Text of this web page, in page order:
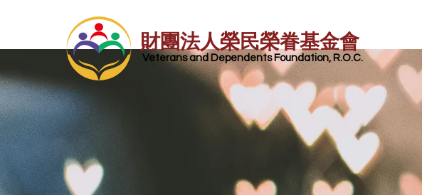
財團法人榮民榮眷基金會
​ Veterans and Dependents Foundation, R.O.C.